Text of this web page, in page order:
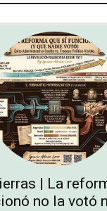
| La
no la votó